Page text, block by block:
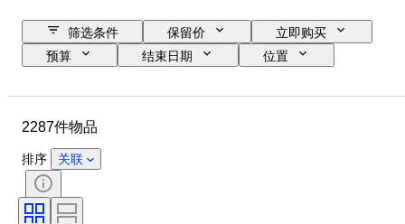
筛选条件 保留价
立即购买
预算
结束日期
位置
时期
服装尺码
花样
鞋尺码
2287件物品
排序 关联